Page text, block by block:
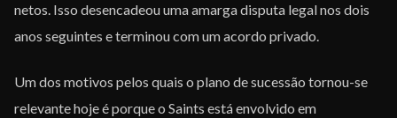
netos. Isso desencadeou uma amarga disputa legal nos dois
anos seguintes e terminou com um acordo privado.
Um dos motivos pelos quais o plano de sucessão tornou-se
relevante hoje é porque o Saints está envolvido em